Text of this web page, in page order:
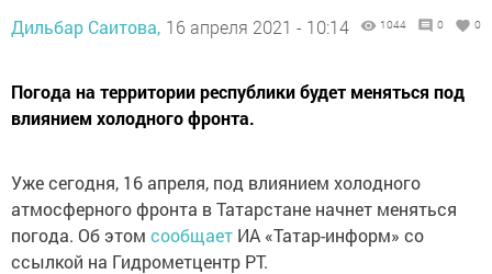
Дильбар Саитова, 16 апреля 2021 - 10:14 1044 0 0
Погода на территории республики будет меняться под
влиянием холодного фронта.
Уже сегодня, 16 апреля, под влиянием холодного
атмосферного фронта в Татарстане начнет меняться
погода. Об этом сообщает ИА «Татар-информ» со
ссылкой на Гидрометцентр РТ.